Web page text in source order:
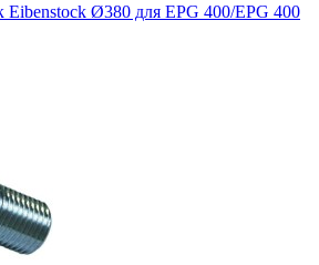
Ø380 для EPG 400/EPG 400